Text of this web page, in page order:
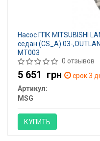
Насос ГПК MITSUBISHI
седан (CS_A) 03-
MT003
0 отзывов
5 651 грн
срок 3
Артикул:
MSG
КУПИТЬ